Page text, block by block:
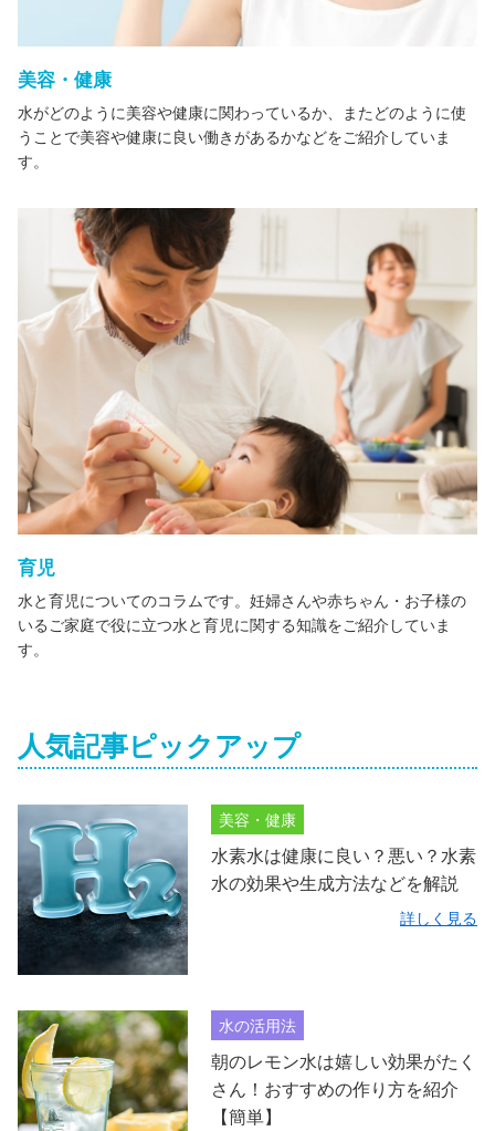
美容・健康
水がどのように美容や健康に関わっているか、またどのように使
うことで美容や健康に良い働きがあるかなどをご紹介していま
す。
育児
水と育児についてのコラムです。妊婦さんや赤ちゃん・お子様の
いるご家庭で役に立つ水と育児に関する知識をご紹介していま
す。
人気記事ピックアップ
美容・健康
水素水は健康に良い？悪い？水素
水の効果や生成方法などを解説
詳しく見る
水の活用法
朝のレモン水は嬉しい効果がたく
さん！おすすめの作り方を紹介
【簡単】